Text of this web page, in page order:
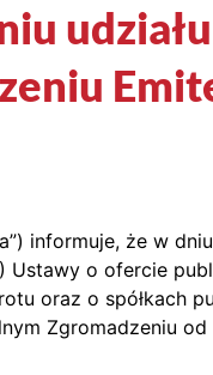
informuje, że w
Ustawy o ofercie
oraz o spółkach
Zgromadzeniu od